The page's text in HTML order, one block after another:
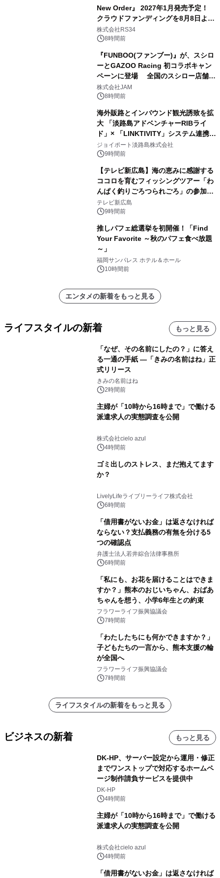
New Order』 2027年1月発売予定！
クラウドファンディングを8月8日より
開始
株式会社RS34
8時間前
『FUNBOO(ファンブー)』が、スシロ
ーとGAZOO Racing 初コラボキャン
ペーンに登場 全国のスシロー店舗で
GR 4車種の FUNBOO(ミニカー)付き
メニューが展開されます
株式会社JAM
8時間前
海外販路とインバウンド観光誘致を拡
大 「淡路島アドベンチャーRIBライ
ド」× 「LINKTIVITY」システム連携を
開始！
ジョイポート淡路島株式会社
9時間前
【テレビ新広島】海の恵みに感謝する
ココロを育むフィッシングツアー「わ
んぱく釣りごろつられごろ」の参加小
学生を募集
テレビ新広島
9時間前
推しパフェ総選挙を初開催！「Find
Your Favorite ～秋のパフェ食べ放題
～」
福岡サンパレス ホテル＆ホール
10時間前
エンタメの新着をもっと見る
ライフスタイルの新着 もっと見る
「なぜ、その名前にしたの？」に答え
る一通の手紙 ―「きみの名前はね」正
式リリース
きみの名前はね
2時間前
主婦が「10時から16時まで」で働ける
派遣求人の実態調査を公開
株式会社cielo azul
4時間前
ゴミ出しのストレス、まだ抱えてます
か？
LivelyLifeライブリーライフ株式会社
6時間前
「借用書がないお金」は返さなければ
ならない？支払義務の有無を分ける5
つの確認点
弁護士法人若井綜合法律事務所
6時間前
「私にも、お花を届けることはできま
すか？」熊本のおじいちゃん、おばあ
ちゃんを想う、小学6年生との約束
フラワーライフ振興協議会
7時間前
「わたしたちにも何かできますか？」
子どもたちの一言から、熊本支援の輪
が全国へ
フラワーライフ振興協議会
7時間前
ライフスタイルの新着をもっと見る
ビジネスの新着 もっと見る
DK-HP、サーバー設定から運用・修正
までワンストップで対応するホームペ
ージ制作請負サービスを提供中
DK-HP
4時間前
主婦が「10時から16時まで」で働ける
派遣求人の実態調査を公開
株式会社cielo azul
4時間前
「借用書がないお金」は返さなければ